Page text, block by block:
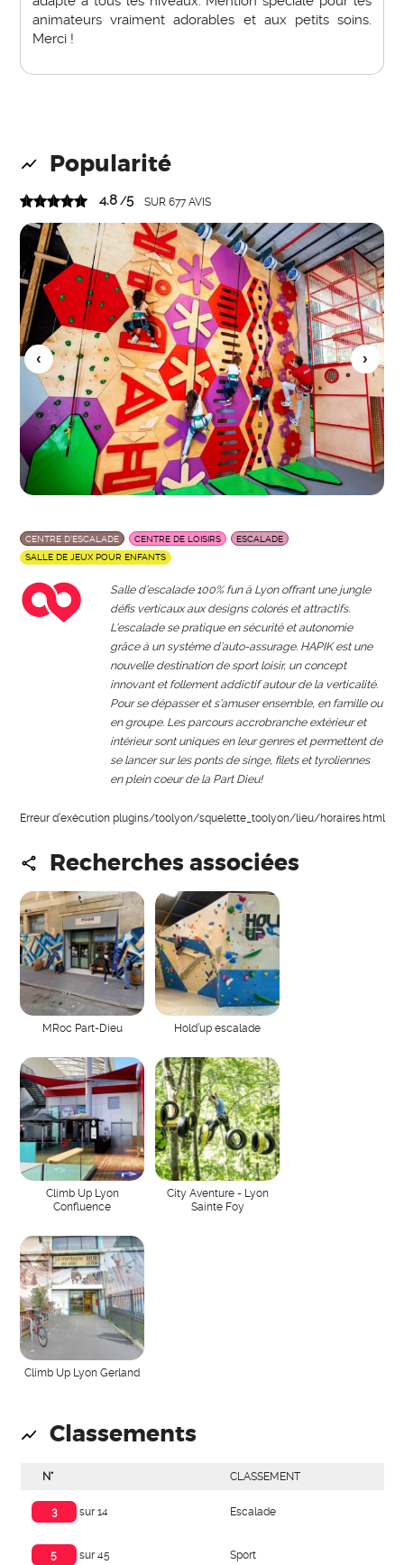
animateurs vraiment adorables et aux petits soins.
Merci !
Popularité
4.8/5 SUR677 AVIS
CENTRE D’ESCALADE CENTRE DE LOISIRS
ESCALADE
SALLE DE JEUX POUR ENFANTS
Salle d’escalade 100% fun à Lyon offrant une jungle
défis verticaux aux designs colorés et attractifs.
L’escalade se pratique en sécurité et autonomie
grâce à un système d’auto-assurage. HAPIK est une
nouvelle destination de sport loisir, un concept
innovant et follement addictif autour de la verticalité.
Pour se dépasser et s’amuser ensemble, en famille ou
en groupe. Les parcours accrobranche extérieur et
intérieur sont uniques en leur genres et permettent de
se lancer sur les ponts de singe, filets et tyroliennes
en plein coeur de la Part Dieu!
Erreur d’exécution plugins/toolyon/squelette_toolyon/lieu/horaires.html
Recherches associées
MRoc Part-Dieu Hold’up escalade
Climb Up Lyon
Confluence
City Aventure - Lyon
Sainte Foy
Climb Up Lyon Gerland
Classements
N° CLASSEMENT
3 sur 14 Escalade
5 sur 45 Sport